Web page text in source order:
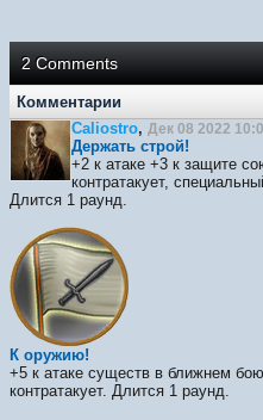
2 Comments
Комментарии
Caliostro, Дек 08 2022
Держать строй!
+2 к атаке +3 к защите
контратакует,
Длится 1 раунд.
К оружию!
+5 к атаке существ в ближнем
контратакует. Длится 1 раунд.